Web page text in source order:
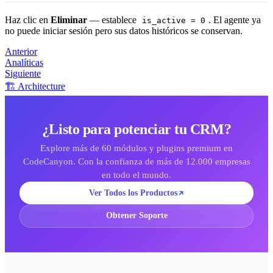
Haz clic en Eliminar — establece is_active = 0 . El agente ya
no puede iniciar sesión pero sus datos históricos se conservan.
Anterior
Analíticas
Siguiente
🏗️ Architecture
¿Listo para potenciar tu CRM?
Explore más de 60 módulos y plugins premium en
CodeCanyon. Con la confianza de más de 12.000 empresas
en todo el mundo.
Ver Todos los Productos
Obtener Soporte